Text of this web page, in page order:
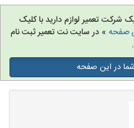
شرکت تعمیر لوازم دارید با کلیک
صفحه » در سایت نت تعمیر ثبت نام
در این صفحه